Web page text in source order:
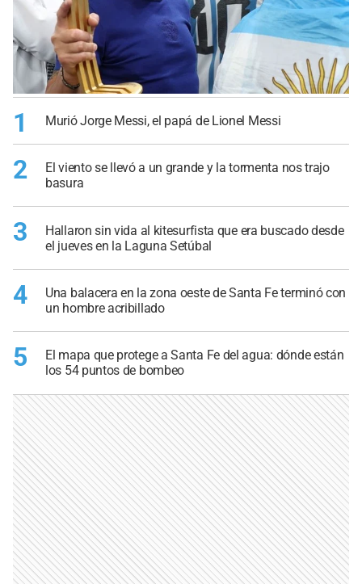
1 Murió Jorge Messi, el papá de Lionel Messi
2
El viento se llevó a un grande y la tormenta nos trajo
basura
3
Hallaron sin vida al kitesurfista que era buscado desde
el jueves en la Laguna Setúbal
4
Una balacera en la zona oeste de Santa Fe terminó con
un hombre acribillado
5
El mapa que protege a Santa Fe del agua: dónde están
los 54 puntos de bombeo